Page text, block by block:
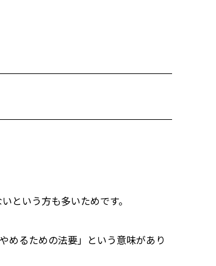
という方も多いためです。
めるための法要」という意味があり